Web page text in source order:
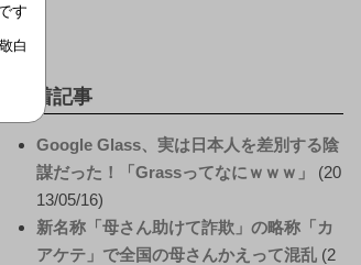
す
白
新着記事
Google Glass、実は日本人を差別する陰
謀だった！「Grassってなにｗｗｗ」
20
13/05/16
新名称「母さん助けて詐欺」の略称「カ
アケテ」で全国の母さんかえって混乱 2